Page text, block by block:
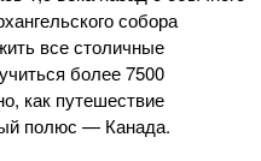
собора
все столичные
более 7500
как путешествие
полюс — Канада.